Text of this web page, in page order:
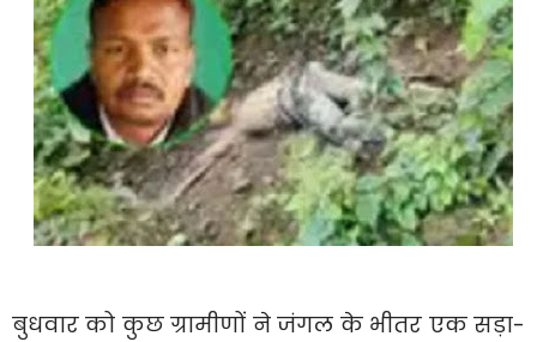
बुधवार को कुछ ग्रामीणों ने जंगल के भीतर एक सड़ा-